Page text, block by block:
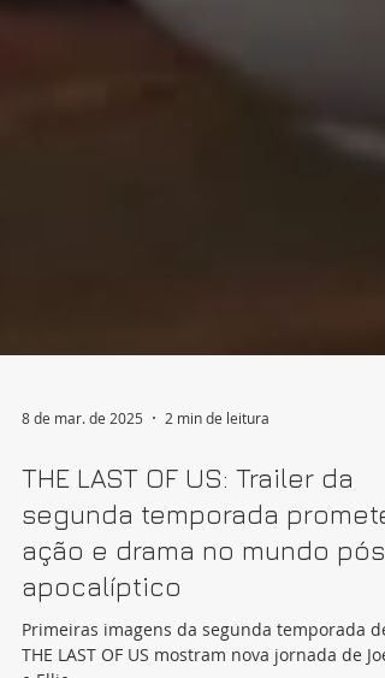
8 de mar. de 2025 2 min de leitura
THE LAST OF US: Trailer da
segunda temporada promete
ação e drama no mundo pós-